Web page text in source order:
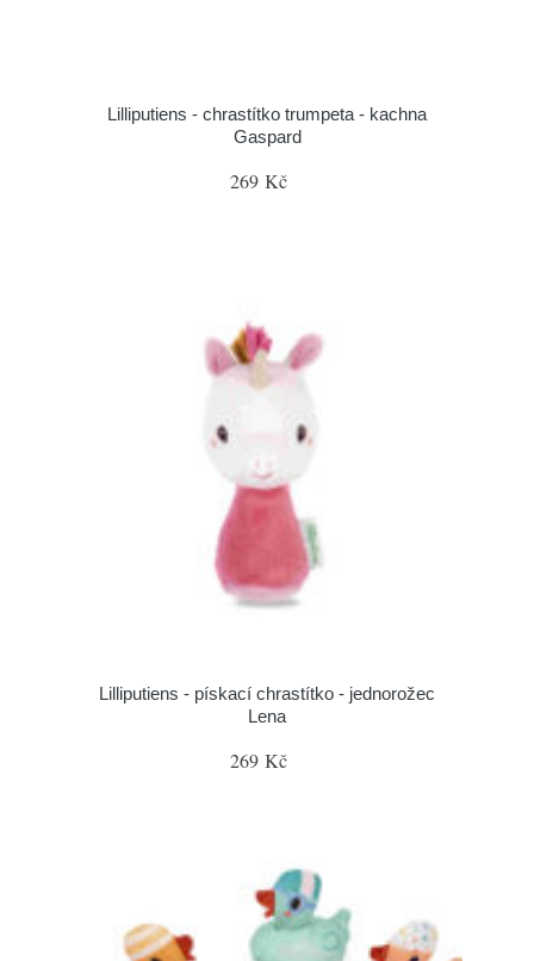
Lilliputiens - chrastítko trumpeta - kachna
Gaspard
269 Kč
Lilliputiens - pískací chrastítko - jednorožec
Lena
269 Kč